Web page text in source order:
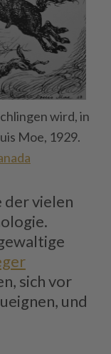
wird, in
Moe, 1929.
vielen
sich vor
und